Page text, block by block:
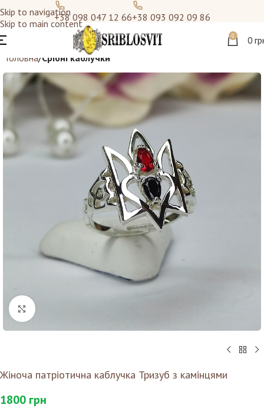
Skip to navigation
Skip to main content
+38 098 047 12 66+38 093 092 09 86
0 0
Головна Срібні каблучки
Клацніть, щоб збільшити
Жіноча патріотична каблучка Тризуб з камінцями
1800 грн